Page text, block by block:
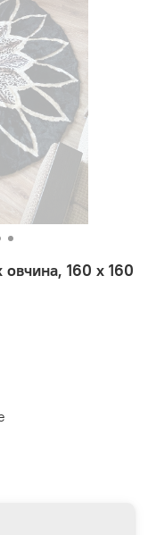
160 х 160